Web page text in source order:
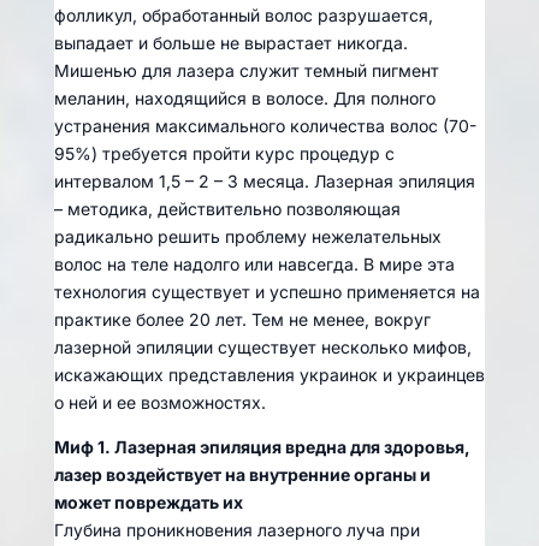
фолликул, обработанный волос разрушается,
выпадает и больше не вырастает никогда.
Мишенью для лазера служит темный пигмент
меланин, находящийся в волосе. Для полного
устранения максимального количества волос (70-
95%) требуется пройти курс процедур с
интервалом 1,5 – 2 – 3 месяца. Лазерная эпиляция
– методика, действительно позволяющая
радикально решить проблему нежелательных
волос на теле надолго или навсегда. В мире эта
технология существует и успешно применяется на
практике более 20 лет. Тем не менее, вокруг
лазерной эпиляции существует несколько мифов,
искажающих представления украинок и украинцев
о ней и ее возможностях.
Миф 1. Лазерная эпиляция вредна для здоровья,
лазер воздействует на внутренние органы и
может повреждать их
Глубина проникновения лазерного луча при